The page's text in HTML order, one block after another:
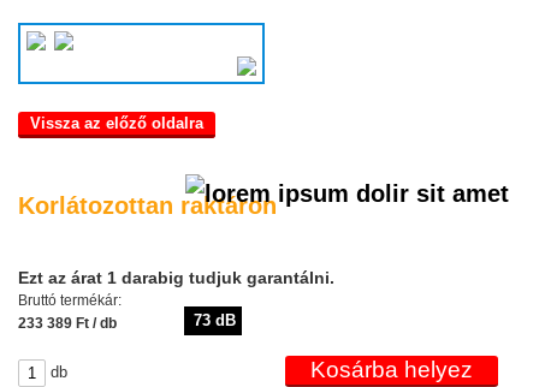
73 dB
Vissza az előző oldalra
Korlátozottan raktáron
Ezt az árat 1 darabig tudjuk garantálni.
Bruttó termékár:
233 389 Ft / db
db